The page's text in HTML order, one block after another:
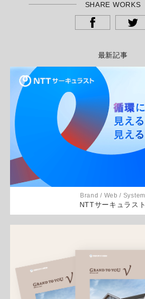
SHARE WORKS
最新記事
Brand / Web / System
NTTサーキュラスト